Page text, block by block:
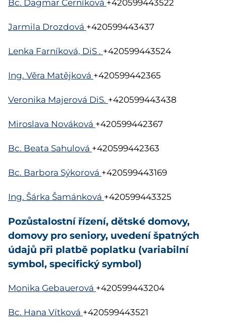
Bc. Dagmar Černíková +420599443522
Jarmila Drozdová +420599443437
Lenka Farníková, DiS . +420599443524
Ing. Věra Matějková +420599442365
Veronika Majerová DiS. +420599443438
Miroslava Nováková +420599442367
Bc. Beata Sahulová +420599442363
Bc. Barbora Sýkorová +420599443169
Ing. Šárka Šamánková +420599443325
Pozůstalostní řízení, dětské domovy,
domovy pro seniory, uvedení špatných
údajů při platbě poplatku (variabilní
symbol, specifický symbol)
Monika Gebauerová +420599443204
Bc. Hana Vítková +420599443521